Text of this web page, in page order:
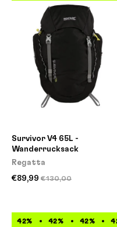
Survivor V4 65L -
Wanderrucksack
Regatta
€89,99 €130,00
42% 42% 42%